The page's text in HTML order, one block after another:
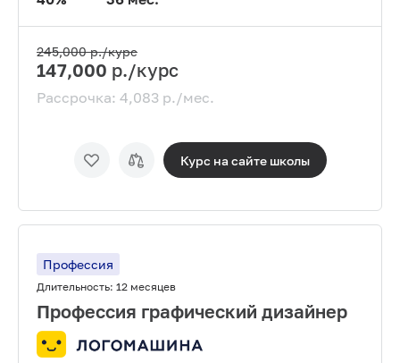
245,000р./курс
147,000 р./курс
Рассрочка: 4,083 р./мес.
Курс на сайте школы
Профессия
Длительность: 12 месяцев
Профессия графический дизайнер